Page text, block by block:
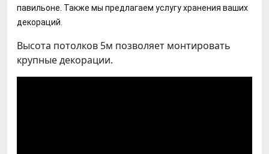
павильоне. Также мы предлагаем услугу хранения ваших
декораций.
Высота потолков 5м позволяет монтировать
крупные декорации.